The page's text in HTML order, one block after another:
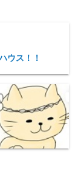
ウス！！